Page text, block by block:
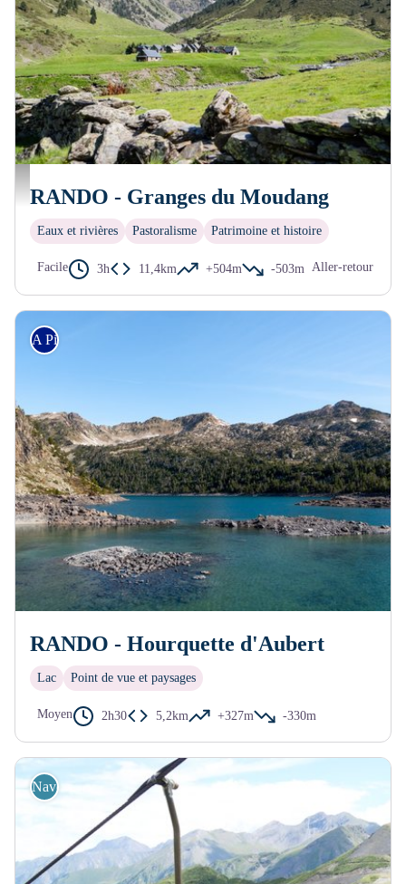
RANDO - Granges du Moudang
Eaux et rivières Pastoralisme Patrimoine et histoire
Facile 3h 11,4km +504m -503m Aller-retour
A Pied
RANDO - Hourquette d'Aubert
Lac Point de vue et paysages
Moyen 2h30 5,2km +327m -330m
Navette / transports